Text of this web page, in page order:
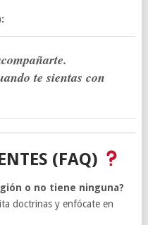
te sientas con
(FAQ)
o no tiene ninguna?
doctrinas y enfócate en